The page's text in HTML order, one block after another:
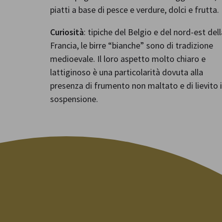
piatti a base di pesce e verdure, dolci e frutta.
Curiosità: tipiche del Belgio e del nord-est
Francia, le birre “bianche” sono di tradizione
medioevale. Il loro aspetto molto chiaro e
lattiginoso è una particolarità dovuta alla
presenza di frumento non maltato e di lievito
sospensione.